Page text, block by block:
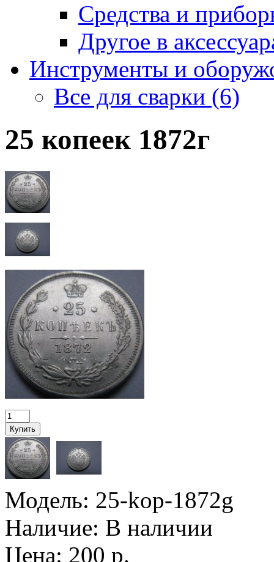
Средства и
Другое в
Инструменты и
Все для сварки (6)
25 копеек 1872г
Модель: 25-kop-1872g
Наличие: В наличии
Цена: 200 р.